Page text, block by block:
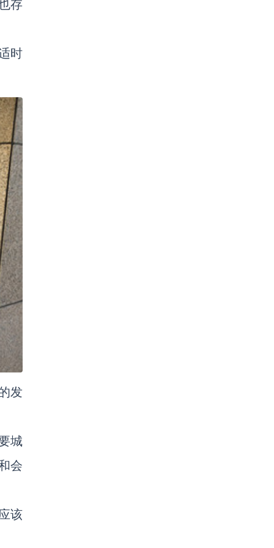
存
时
发
城
会
该